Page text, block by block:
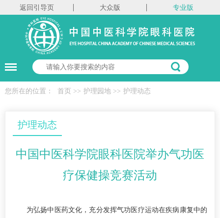
返回引导页 大众版 专业版
您所在的位置： 首页 >> 护理园地 >> 护理动态
护理动态
中国中医科学院眼科医院举办气功医
疗保健操竞赛活动
为弘扬中医药文化，充分发挥气功医疗运动在疾病康复中的